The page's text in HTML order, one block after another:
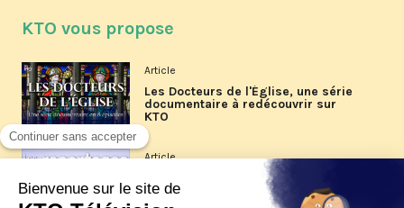
KTO vous propose
Article
Les Docteurs de l'Église, une série
documentaire à redécouvrir sur
KTO
Article
Les reportages d'été 2026 de KTO